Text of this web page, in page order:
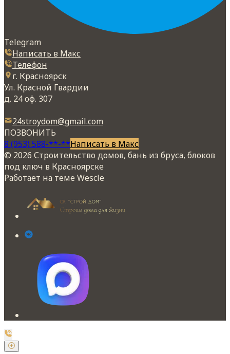
Telegram
Написать в Макс
Телефон
г. Красноярск
Ул. Красной Гвардии
д. 24 оф. 307
24stroydom@gmail.com
ПОЗВОНИТЬ
8 (953) 588-**-**Написать в Макс
© 2026 Строительство домов, бань из бруса, блоков
под ключ в Красноярске
Работает на теме Wescle